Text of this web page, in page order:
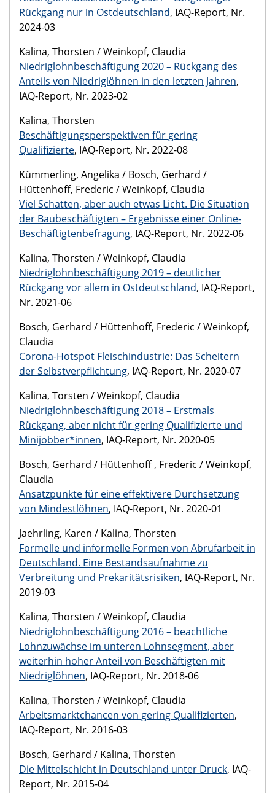
Rückgang nur in Ostdeutschland, IAQ-Report, Nr.
2024-03
Kalina, Thorsten / Weinkopf, Claudia
Niedriglohnbeschäftigung 2020 – Rückgang des
Anteils von Niedriglöhnen in den letzten Jahren,
IAQ-Report, Nr. 2023-02
Kalina, Thorsten
Beschäftigungsperspektiven für gering
Qualifizierte, IAQ-Report, Nr. 2022-08
Kümmerling, Angelika / Bosch, Gerhard /
Hüttenhoff, Frederic / Weinkopf, Claudia
Viel Schatten, aber auch etwas Licht. Die Situation
der Baubeschäftigten – Ergebnisse einer Online-
Beschäftigtenbefragung, IAQ-Report, Nr. 2022-06
Kalina, Thorsten / Weinkopf, Claudia
Niedriglohnbeschäftigung 2019 – deutlicher
Rückgang vor allem in Ostdeutschland, IAQ-Report,
Nr. 2021-06
Bosch, Gerhard / Hüttenhoff, Frederic / Weinkopf,
Claudia
Corona-Hotspot Fleischindustrie: Das Scheitern
der Selbstverpflichtung, IAQ-Report, Nr. 2020-07
Kalina, Torsten / Weinkopf, Claudia
Niedriglohnbeschäftigung 2018 – Erstmals
Rückgang, aber nicht für gering Qualifizierte und
Minijobber*innen, IAQ-Report, Nr. 2020-05
Bosch, Gerhard / Hüttenhoff , Frederic / Weinkopf,
Claudia
Ansatzpunkte für eine effektivere Durchsetzung
von Mindestlöhnen, IAQ-Report, Nr. 2020-01
Jaehrling, Karen / Kalina, Thorsten
Formelle und informelle Formen von Abrufarbeit in
Deutschland. Eine Bestandsaufnahme zu
Verbreitung und Prekaritätsrisiken, IAQ-Report, Nr.
2019-03
Kalina, Thorsten / Weinkopf, Claudia
Niedriglohnbeschäftigung 2016 – beachtliche
Lohnzuwächse im unteren Lohnsegment, aber
weiterhin hoher Anteil von Beschäftigten mit
Niedriglöhnen, IAQ-Report, Nr. 2018-06
Kalina, Thorsten / Weinkopf, Claudia
Arbeitsmarktchancen von gering Qualifizierten,
IAQ-Report, Nr. 2016-03
Bosch, Gerhard / Kalina, Thorsten
Die Mittelschicht in Deutschland unter Druck, IAQ-
Report, Nr. 2015-04